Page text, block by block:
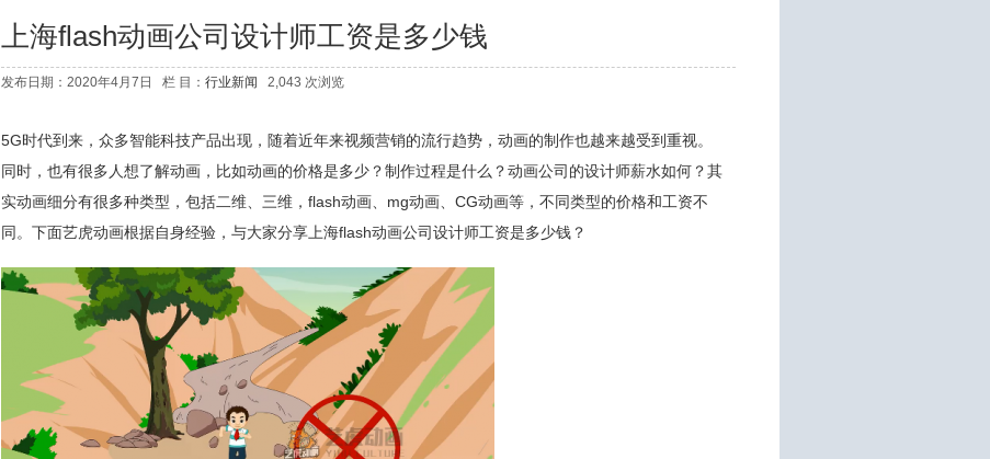
上海flash动画公司设计师工资是多少钱
发布日期：2020年4月7日 栏 目： 行业新闻 2,043 次浏览
5G时代到来，众多智能科技产品出现，随着近年来视频营销的流行趋势，动画的制作也越来越受到重视。
同时，也有很多人想了解动画，比如动画的价格是多少？制作过程是什么？动画公司的设计师薪水如何？其
实动画细分有很多种类型，包括二维、三维，flash动画、mg动画、CG动画等，不同类型的价格和工资不
同。下面艺虎动画根据自身经验，与大家分享 上海flash动画公司设计师工资是多少钱？